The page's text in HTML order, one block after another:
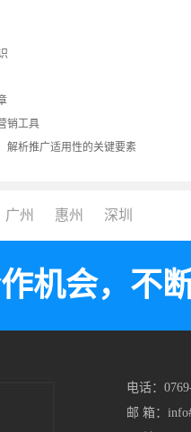
销工具
解析推广适用性的关键要素
广州 惠州 深圳
机会，不断
电话：
邮 箱：